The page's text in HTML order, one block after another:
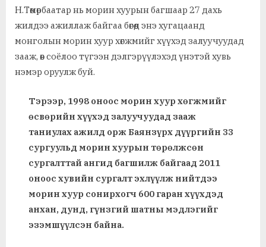
Н.Төмөрбаатар нь морин хуурын багшаар 27 дахь
жилдээ ажиллаж байгаа бөгөөд энэ хугацаанд
монголын морин хуур хөгжмийг хүүхэд залуучуудад
зааж, өв соёлоо түгээн дэлгэрүүлэхэд үнэтэй хувь
нэмэр оруулж буй.
Тэрээр, 1998 оноос морин хуур хөгжмийг
өсвөрийн хүүхэд залуучуудад зааж
таниулах ажилд орж Баянзүрх дүүргийн 33
сургуульд морин хуурын төрөлжсөн
сургалттай ангид багшилж байгаад 2011
оноос хувийн сургалт эхлүүлж нийтдээ
морин хуур сонирхогч 600 гаран хүүхдэд
анхан, дунд, гүнзгий шатны мэдлэгийг
эзэмшүүлсэн байна.